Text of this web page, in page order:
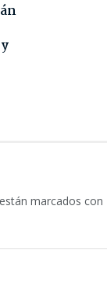
marcados con